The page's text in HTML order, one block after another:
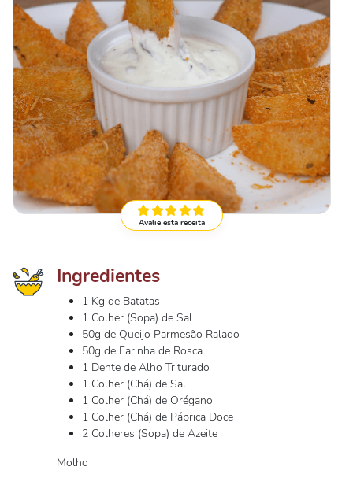
Avalie esta receita
Ingredientes
1 Kg de Batatas
1 Colher (Sopa) de Sal
50g de Queijo Parmesão Ralado
50g de Farinha de Rosca
1 Dente de Alho Triturado
1 Colher (Chá) de Sal
1 Colher (Chá) de Orégano
1 Colher (Chá) de Páprica Doce
2 Colheres (Sopa) de Azeite
Molho